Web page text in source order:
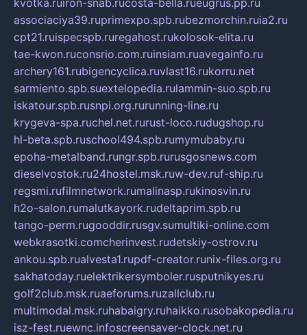
kvotka.ruiron-snab.rucosta-bella.rueugrus.pp.ru
associaciya39.ruprimexpo.spb.rubezmorchin.ruia2.ru
cpt21.ruispecspb.ruregahost.rukolosok-elita.ru
tae-kwon.ruconsrio.com.ruinsiam.ruavegainfo.ru
archery161.rubigencyclica.ruvlast16.rukorru.net
sarmiento.spb.suextelopedia.rulammin-suo.spb.ru
iskatour.spb.rusnpi.org.rurunning-line.ru
krygeva-spa.ruchel.net.rurust-loco.rudugshop.ru
hl-beta.spb.ruschool494.spb.rumymubaby.ru
epoha-metalband.rungr.spb.rurusgosnews.com
dieselvostok.ru24hostel.msk.ruw-dev.ruf-ship.ru
regsmi.rufilmnetwork.rumalinasp.rukinosvin.ru
h2o-salon.rumalutkayork.rudeltaprim.spb.ru
tango-perm.rugooddir.rusgv.sumultiki-online.com
webkrasotki.comcherinvest.rudetskiy-ostrov.ru
ankou.spb.rualvesta1.rupdf-creator.runix-files.org.ru
sakhatoday.ruelektrikersymboler.rusputnikyes.ru
golf2club.msk.ruaeforums.ruzallclub.ru
multimodal.msk.ruhabaigry.ruhaikko.rusobakopedia.ru
isz-fest.ruewnc.infoscreensaver-clock.net.ru